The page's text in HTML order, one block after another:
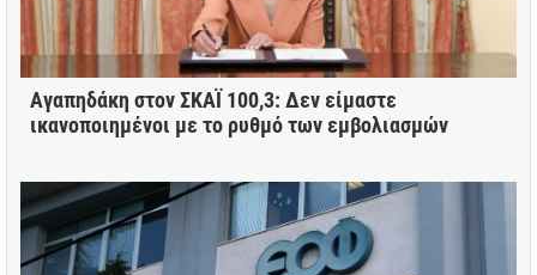
Αγαπηδάκη στον ΣΚΑΪ 100,3: Δεν είμαστε
ικανοποιημένοι με το ρυθμό των εμβολιασμών